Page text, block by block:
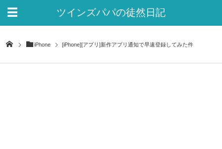
ツインズパパの徒然日記
iPhone [iPhone][アプリ]新作アプリ通知で早速登録してみた件